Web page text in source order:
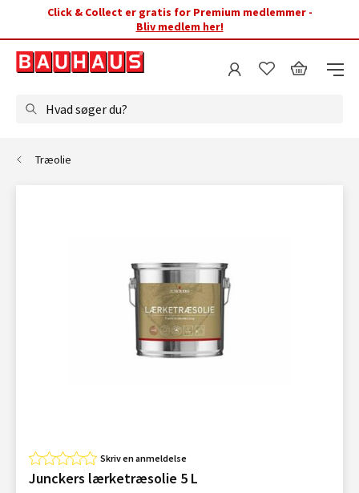
Click & Collect er gratis for Premium medlemmer -
Bliv medlem her!
Hvad søger du?
Træolie
Skriv en anmeldelse
Junckers lærketræsolie 5 L